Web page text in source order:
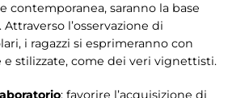
contemporanea, saranno la base
l’osservazione di
i ragazzi si esprimeranno con
stilizzate, come dei veri vignettisti.
: favorire l’acquisizione di